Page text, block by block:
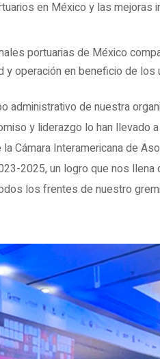
en México y las mejoras
portuarias de México
y operación en beneficio de los
administrativo de nuestra
y liderazgo lo han llevado
Cámara Interamericana de
2025, un logro que nos
los frentes de nuestro